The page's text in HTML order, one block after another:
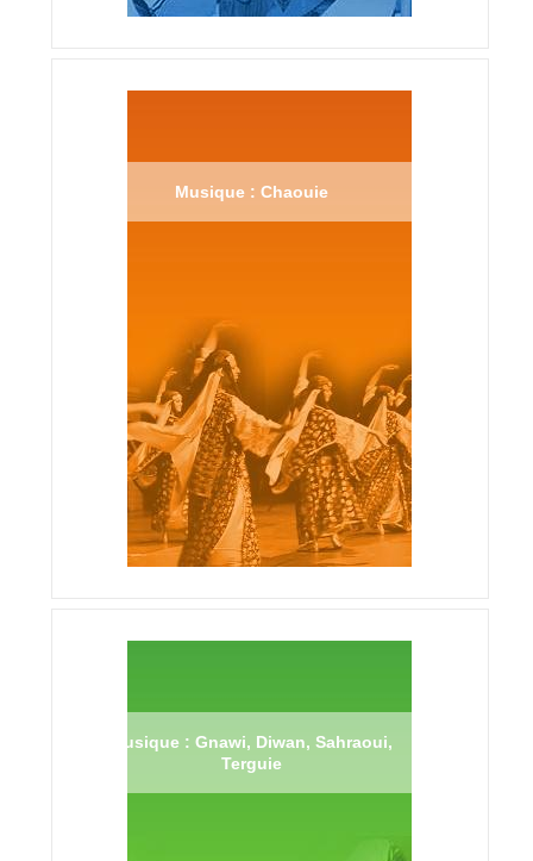
Musique : Chaouie
Musique : Gnawi, Diwan, Sahraoui,
Terguie